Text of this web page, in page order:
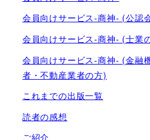
会員向けサービス-商神- (公認
会員向けサービス-商神- (士業
会員向けサービス-商神- (金融
者・不動産業者の方)
これまでの出版一覧
読者の感想
ご紹介